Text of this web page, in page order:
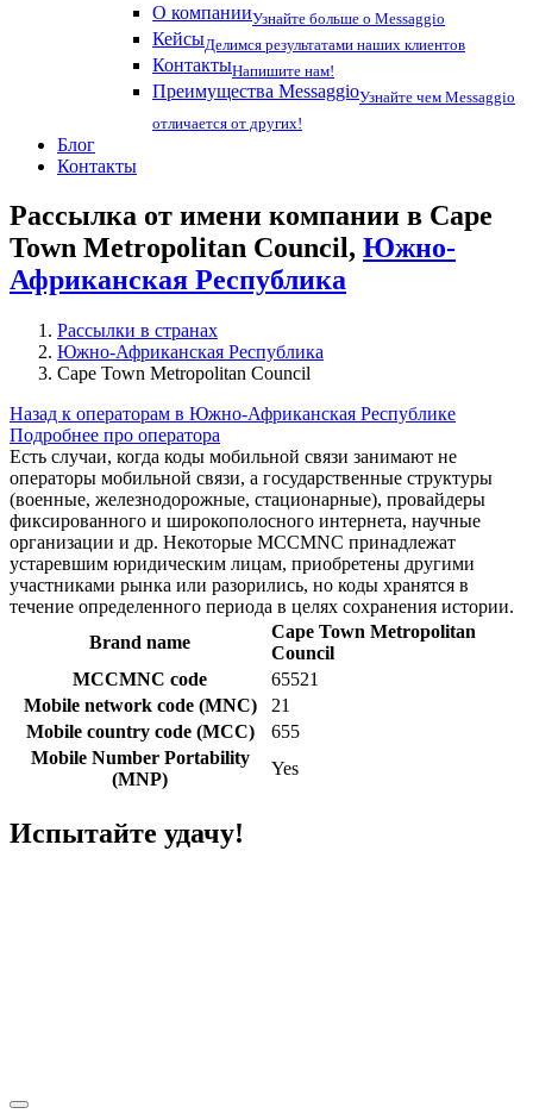
О компанииУзнайте больше о Messaggio
КейсыДелимся результатами наших клиентов
КонтактыНапишите нам!
Преимущества MessaggioУзнайте чем Messaggio
отличается от других!
Блог
Контакты
Рассылка от имени компании в Cape
Town Metropolitan Council, Южно-
Африканская Республика
Рассылки в странах
Южно-Африканская Республика
Cape Town Metropolitan Council
Назад к операторам в Южно-Африканская Республике
Подробнее про оператора
Есть случаи, когда коды мобильной связи занимают не
операторы мобильной связи, а государственные структуры
(военные, железнодорожные, стационарные), провайдеры
фиксированного и широкополосного интернета, научные
организации и др. Некоторые MCCMNC принадлежат
устаревшим юридическим лицам, приобретены другими
участниками рынка или разорились, но коды хранятся в
течение определенного периода в целях сохранения истории.
Brand name
Cape Town Metropolitan
Council
MCCMNC code
65521
Mobile network code (MNC)
21
Mobile country code (MCC)
655
Mobile Number Portability
(MNP)
Yes
Испытайте удачу!